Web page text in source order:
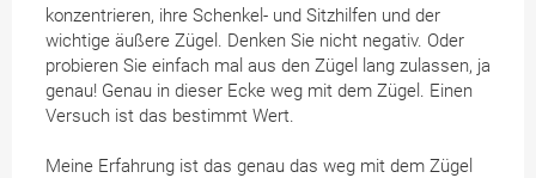
konzentrieren, ihre Schenkel- und Sitzhilfen und der
wichtige äußere Zügel. Denken Sie nicht negativ. Oder
probieren Sie einfach mal aus den Zügel lang zulassen, ja
genau! Genau in dieser Ecke weg mit dem Zügel. Einen
Versuch ist das bestimmt Wert.
Meine Erfahrung ist das genau das weg mit dem Zügel